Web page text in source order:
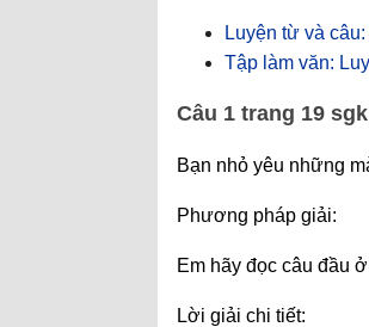
Luyện từ và
Tập làm văn:
Câu 1 trang 19
Bạn nhỏ yêu những
Phương pháp giải:
Em hãy đọc câu đầu
Lời giải chi tiết: